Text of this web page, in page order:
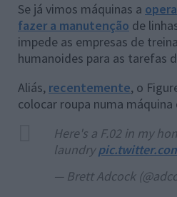
Se já vimos máquinas a
fazer a manutenção de
impede as empresas de
humanoides para as tarefas
Aliás, recentemente, o
colocar roupa numa máquina
Here's a F.02 in my
laundry
— Brett Adcock